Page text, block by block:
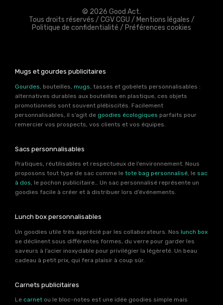
© 2026 Good Act.
Tous droits réservés / CGV CGU / Mentions légales /
Politique de confidentialité / Préférences cookies
Mugs et gourdes publicitaires
Gourdes, bouteilles, mugs, tasses et gobelets personnalisables :
alternatives durables aux bouteilles en plastique, ces objets
promotionnels sont souvent plébiscités. Facilement
personnalisables, il s’agit de goodies écologiques parfaits pour
remercier vos prospects, vos clients et vos équipes.
Sacs personnalisables
Pratiques, réutilisables et respectueux de l’environnement. Nous
proposons tout type de sac comme le tote bag personnalisé, le sac
à dos, le pochon publicitaire… Un sac personnalisé représente un
goodies facile à créer et à distribuer lors d’événements.
Lunch box personnalisables
Un goodies utile très apprécié par les collaborateurs. Nos lunch box
se déclinent sous différentes formes, du verre pour garder les
saveurs à l’acier inoxydable pour privilégier la légèreté. Un beau
cadeau à petit prix, qui fera plaisir à coup sûr.
Carnets publicitaires
Le carnet ou le bloc-notes est une idée goodies simple mais